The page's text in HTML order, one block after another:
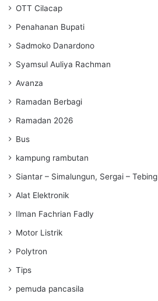
OTT Cilacap
Penahanan Bupati
Sadmoko Danardono
Syamsul Auliya Rachman
Avanza
Ramadan Berbagi
Ramadan 2026
Bus
kampung rambutan
Siantar – Simalungun, Sergai – Tebing
Alat Elektronik
Ilman Fachrian Fadly
Motor Listrik
Polytron
Tips
pemuda pancasila